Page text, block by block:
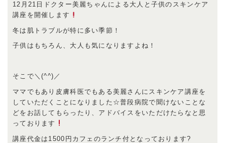
12月21日ドクター美麗ちゃんによる大人と子供のスキンケア
講座を開催します
冬は肌トラブルが特に多い季節！
子供はもちろん、大人も気になりますよね！
そこで＼(^^)／
ママでもあり皮膚科医でもある美麗さんにスキンケア講座を
していただくことになりました☆普段病院で聞けないことな
どをお話してもらったり、アドバイスをいただけたらなと思
っております
講座代金は1500円カフェのランチ付となっております?